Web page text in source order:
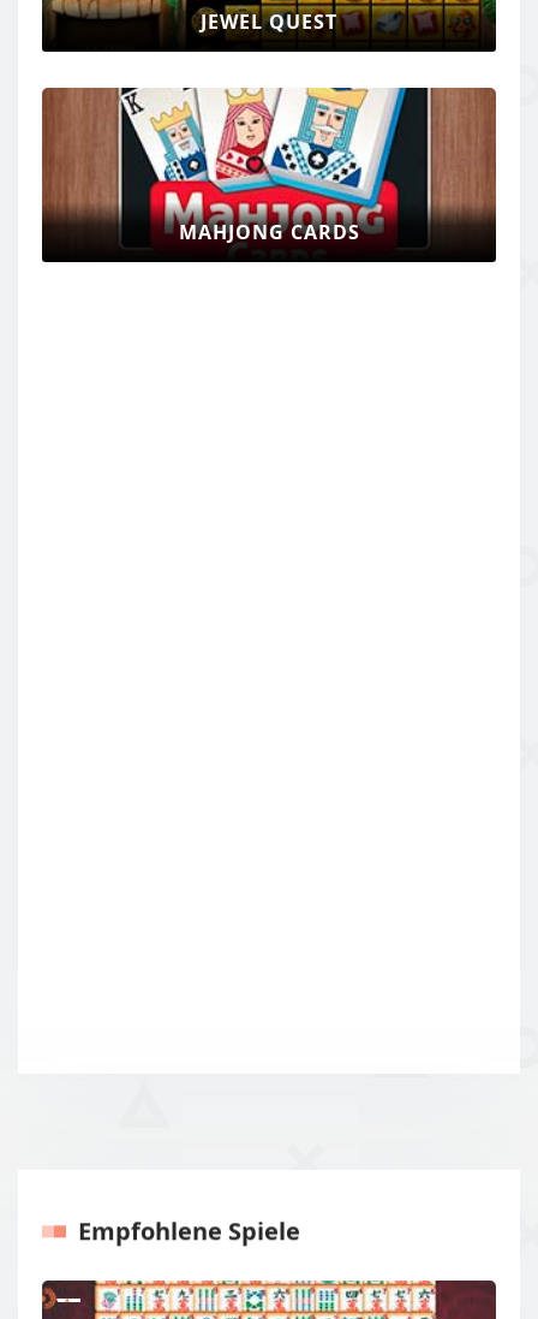
JEWEL QUEST
MAHJONG CARDS
Empfohlene Spiele
Previous Next